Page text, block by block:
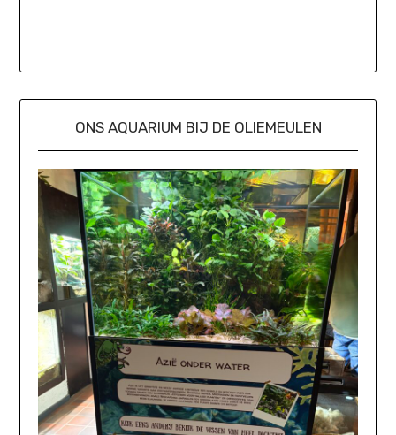
ONS AQUARIUM BIJ DE OLIEMEULEN